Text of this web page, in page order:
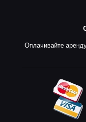
Оплачивайте